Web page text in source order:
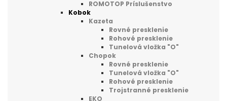
ROMOTOP Príslušenstvo
Kobok
Kazeta
Rovné presklenie
Rohové presklenie
Tunelová vložka "O"
Chopok
Rovné presklenie
Tunelová vložka "O"
Rohové presklenie
Trojstranné presklenie
EKO